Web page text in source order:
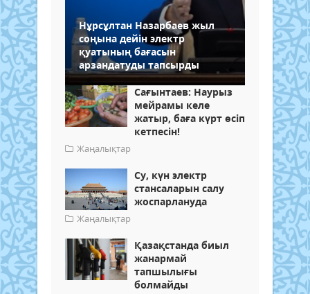
Нұрсұлтан Назарбаев жыл
соңына дейін электр
қуатының бағасын
арзандатуды тапсырды
Сағынтаев: Наурыз
мейрамы келе
жатыр, баға күрт өсіп
кетпесін!
Жаңалықтар
Су, күн электр
стансаларын салу
жоспарлануда
Жаңалықтар
Қазақстанда биыл
жанармай
тапшылығы
болмайды